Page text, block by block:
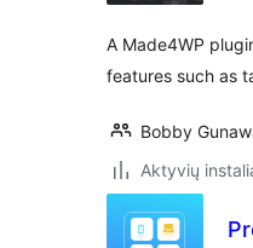
A Made4WP
features such as
Bobby
Aktyvių